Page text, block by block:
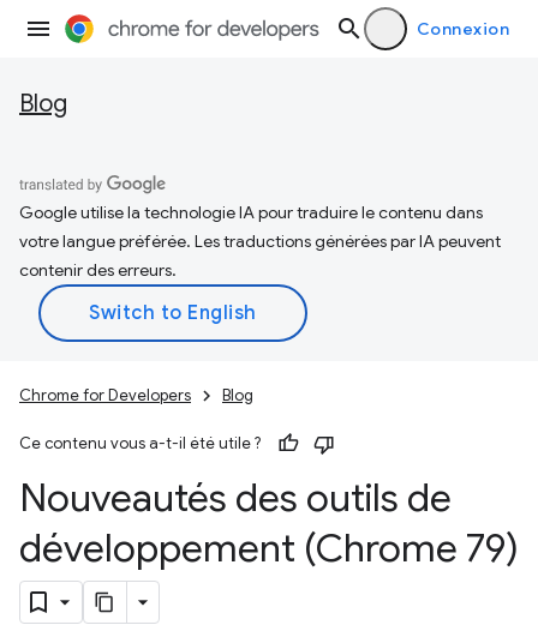
Connexion
Blog
Google utilise la technologie IA pour traduire le contenu dans
votre langue préférée. Les traductions générées par IA peuvent
contenir des erreurs.
Chrome for Developers Blog
Ce contenu vous a-t-il été utile ?
Nouveautés des outils de
développement (Chrome 79)